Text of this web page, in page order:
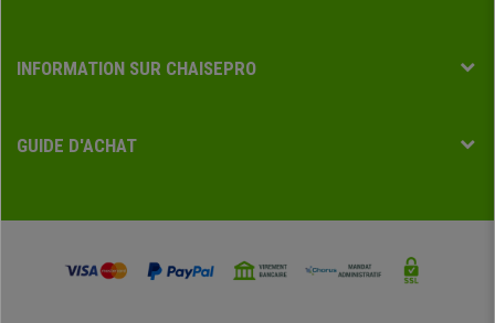
INFORMATION SUR CHAISEPRO
GUIDE D'ACHAT